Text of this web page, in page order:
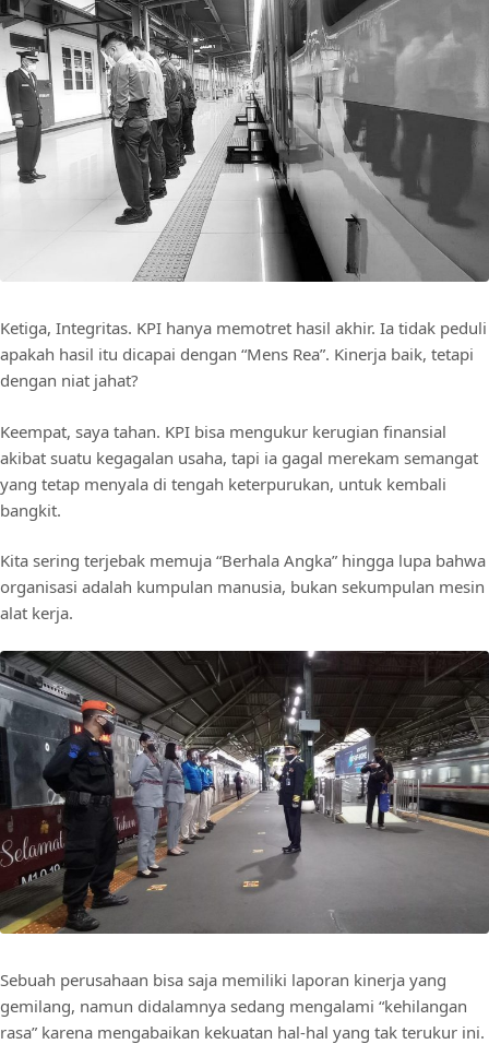
Ketiga, Integritas. KPI hanya memotret hasil akhir. Ia tidak peduli
apakah hasil itu dicapai dengan “Mens Rea”. Kinerja baik, tetapi
dengan niat jahat?
Keempat, saya tahan. KPI bisa mengukur kerugian finansial
akibat suatu kegagalan usaha, tapi ia gagal merekam semangat
yang tetap menyala di tengah keterpurukan, untuk kembali
bangkit.
Kita sering terjebak memuja “Berhala Angka” hingga lupa bahwa
organisasi adalah kumpulan manusia, bukan sekumpulan mesin
alat kerja.
Sebuah perusahaan bisa saja memiliki laporan kinerja yang
gemilang, namun didalamnya sedang mengalami “kehilangan
rasa” karena mengabaikan kekuatan hal-hal yang tak terukur ini.